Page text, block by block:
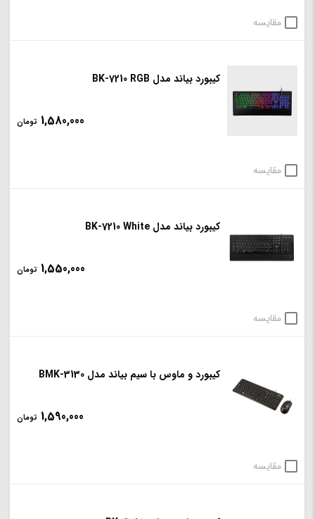
مقایسه
کیبورد بیاند مدل BK-7210 RGB
1,580,000 تومان
مقایسه
کیبورد بیاند مدل BK-7210 White
1,550,000 تومان
مقایسه
کیبورد و ماوس با سیم بیاند مدل BMK-3130
1,590,000 تومان
مقایسه